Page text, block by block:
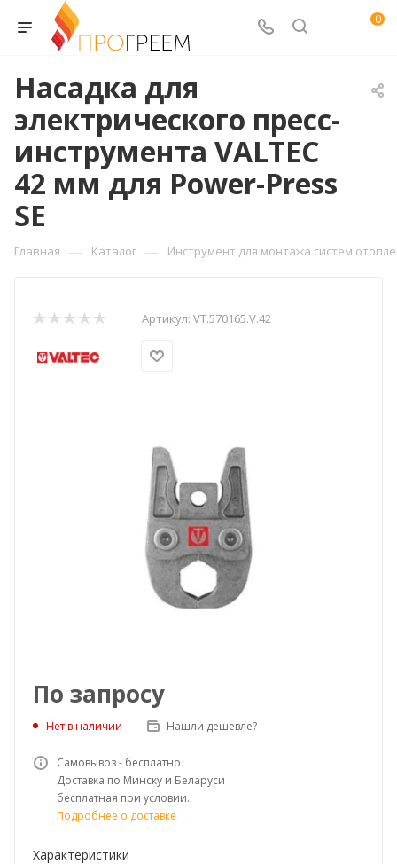
0
Насадка для
электрического пресс-
инструмента VALTEC
42 мм для Power-Press
SЕ
Главная — Каталог — Инструмент для монтажа систем
Артикул: VT.570165.V.42
По запросу
Нет в наличии Нашли дешевле?
Самовывоз - бесплатно
Доставка по Минску и Беларуси
бесплатная при условии.
Подробнее о доставке
Характеристики